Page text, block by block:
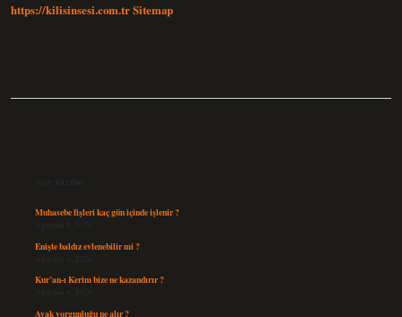
https://kilisinsesi.com.trSitemap
Son Yazılar
Muhasebe fişleri kaç gün içinde işlenir ?
Ağustos 8, 2026
Enişte baldız evlenebilir mi ?
Ağustos 6, 2026
Kur’an-ı Kerim bize ne kazandırır ?
Ağustos 6, 2026
Ayak yorgunluğu ne alır ?